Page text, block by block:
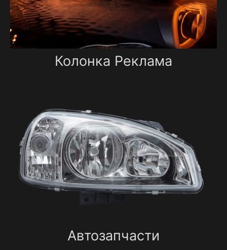
Колонка Реклама
Автозапчасти